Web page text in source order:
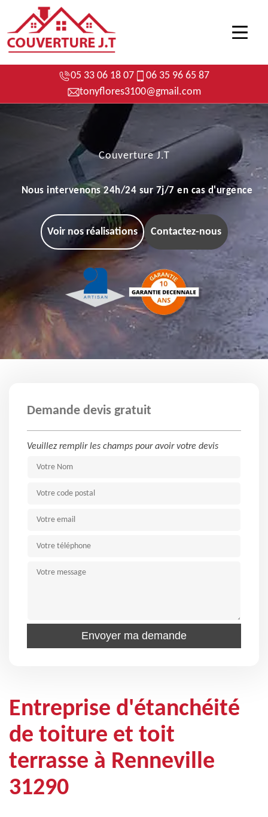
05 33 06 18 07
06 35 96 65 87
tonyflores3100@gmail.com
Couverture J.T
Nous intervenons 24h/24 sur 7j/7 en cas d'urgence
Voir nos réalisations Contactez-nous
Demande devis gratuit
Veuillez remplir les champs pour avoir votre devis
Entreprise d'étanchéité
de toiture et toit
terrasse à Renneville
31290